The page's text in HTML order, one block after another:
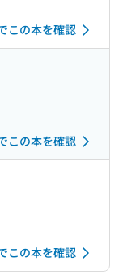
この本を確認
この本を確認
この本を確認